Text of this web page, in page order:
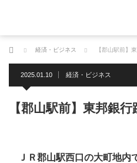
ホーム 経済・ビジネス 【郡山駅前】
2025.01.10 経済・ビジネス
【郡山駅前】東邦銀
ＪＲ郡山駅西口の大町地内